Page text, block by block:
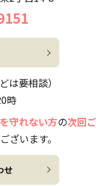
要相談）
時
守れない方の次回ご
ざいます。
せ